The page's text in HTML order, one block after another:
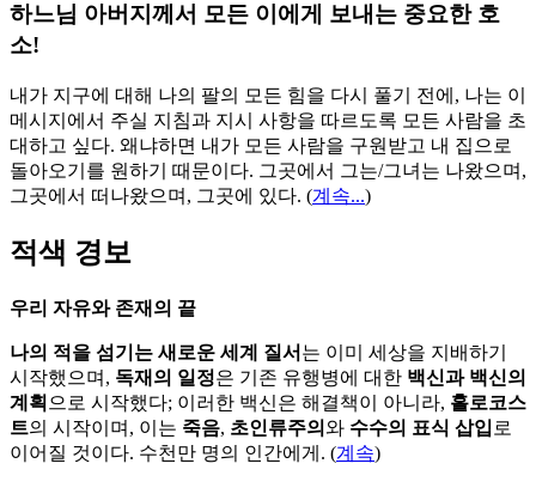
하느님 아버지께서 모든 이에게 보내는 중요한 호
소!
내가 지구에 대해 나의 팔의 모든 힘을 다시 풀기 전에, 나는 이
메시지에서 주실 지침과 지시 사항을 따르도록 모든 사람을 초
대하고 싶다. 왜냐하면 내가 모든 사람을 구원받고 내 집으로
돌아오기를 원하기 때문이다. 그곳에서 그는/그녀는 나왔으며,
그곳에서 떠나왔으며, 그곳에 있다. (계속...)
적색 경보
우리 자유와 존재의 끝
나의 적을 섬기는 새로운 세계 질서 는 이미 세상을 지배하기
시작했으며, 독재의 일정은 기존 유행병에 대한 백신과 백신의
계획 으로 시작했다; 이러한 백신은 해결책이 아니라, 홀로코스
트의 시작이며, 이는 죽음, 초인류주의 와 수수의 표식 삽입 로
이어질 것이다. 수천만 명의 인간에게. (계속)